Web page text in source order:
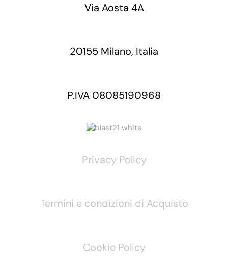
Via Aosta 4A
20155 Milano, Italia
P.IVA 08085190968
Privacy Policy
Termini e condizioni di Acquisto
Cookie Policy